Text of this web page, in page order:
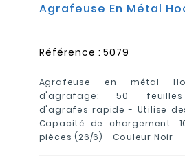
Agrafeuse En Métal
Référence : 5079
Agrafeuse en métal
d'agrafage: 50
d'agrafes rapide - Utilise
Capacité de chargement:
pièces (26/6) - Couleur Noir